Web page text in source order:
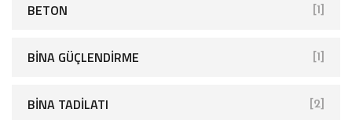
BETON [1]
BINA GÜÇLENDIRME [1]
BINA TADILATI [2]